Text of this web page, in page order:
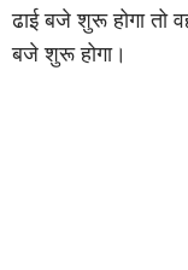
ढाई बजे शुरू होगा तो
बजे शुरू होगा।